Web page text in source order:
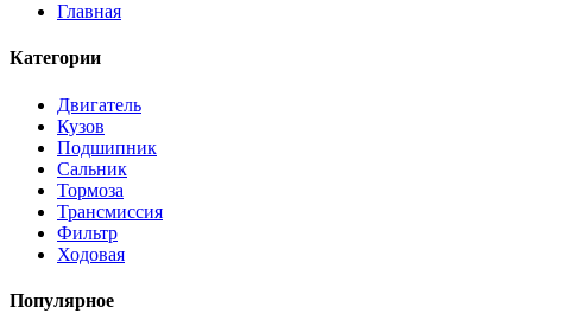
Главная
Категории
Двигатель
Кузов
Подшипник
Сальник
Тормоза
Трансмиссия
Фильтр
Ходовая
Популярное